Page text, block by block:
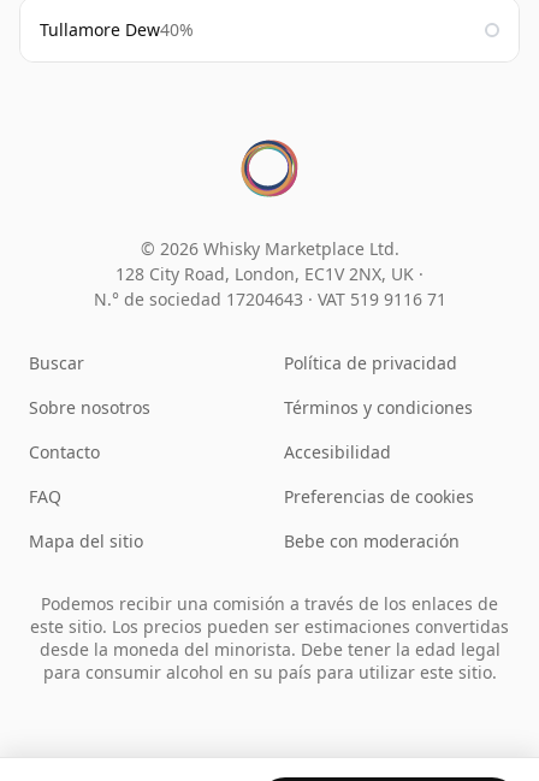
Tullamore Dew40%
© 2026 Whisky Marketplace Ltd.
128 City Road, London, EC1V 2NX, UK ·
N.° de sociedad 17204643 · VAT 519 9116 71
Buscar
Sobre nosotros
Contacto
FAQ
Mapa del sitio
Política de privacidad
Términos y condiciones
Accesibilidad
Preferencias de cookies
Bebe con moderación
Podemos recibir una comisión a través de los enlaces de
este sitio. Los precios pueden ser estimaciones convertidas
desde la moneda del minorista. Debe tener la edad legal
para consumir alcohol en su país para utilizar este sitio.